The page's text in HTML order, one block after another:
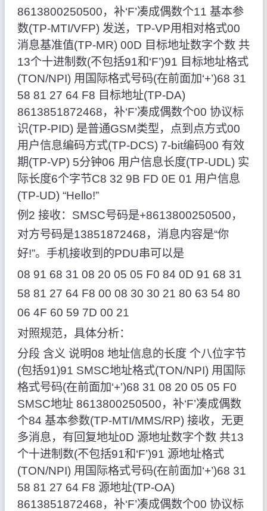
8613800250500，补‘F’凑成偶数个11 基本参
数(TP-MTI/VFP) 发送，TP-VP用相对格式00
消息基准值(TP-MR) 00D 目标地址数字个数 共
13个十进制数(不包括91和‘F’)91 目标地址格式
(TON/NPI) 用国际格式号码(在前面加‘+’)68 31
58 81 27 64 F8 目标地址(TP-DA)
8613851872468，补‘F’凑成偶数个00 协议标
识(TP-PID) 是普通GSM类型，点到点方式00
用户信息编码方式(TP-DCS) 7-bit编码00 有效
期(TP-VP) 5分钟06 用户信息长度(TP-UDL) 实
际长度6个字节C8 32 9B FD 0E 01 用户信息
(TP-UD) “Hello!”
例2 接收：SMSC号码是+8613800250500，
对方号码是13851872468，消息内容是“你
好!”。手机接收到的PDU串可以是
08 91 68 31 08 20 05 05 F0 84 0D 91 68 31
58 81 27 64 F8 00 08 30 30 21 80 63 54 80
06 4F 60 59 7D 00 21
对照规范，具体分析：
分段 含义 说明08 地址信息的长度 个八位字节
(包括91)91 SMSC地址格式(TON/NPI) 用国际
格式号码(在前面加‘+’)68 31 08 20 05 05 F0
SMSC地址 8613800250500，补‘F’凑成偶数
个84 基本参数(TP-MTI/MMS/RP) 接收，无更
多消息，有回复地址0D 源地址数字个数 共13
个十进制数(不包括91和‘F’)91 源地址格式
(TON/NPI) 用国际格式号码(在前面加‘+’)68 31
58 81 27 64 F8 源地址(TP-OA)
8613851872468，补‘F’凑成偶数个00 协议标